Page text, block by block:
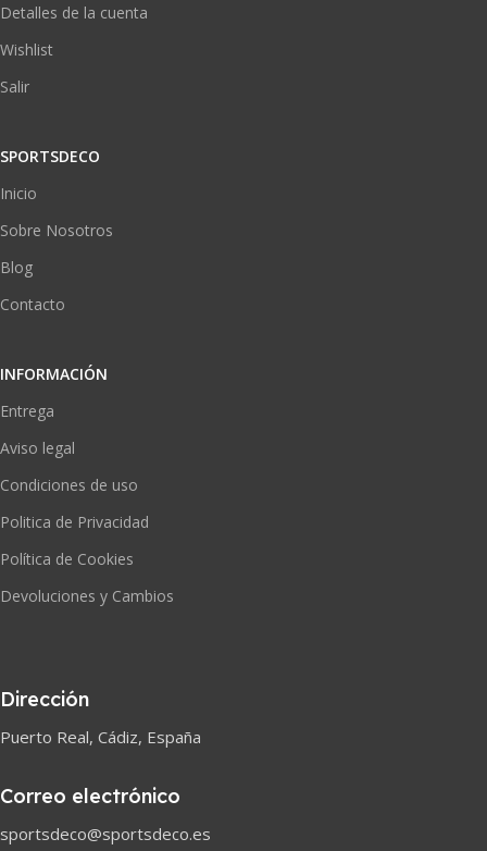
Detalles de la cuenta
Wishlist
Salir
SPORTSDECO
Inicio
Sobre Nosotros
Blog
Contacto
INFORMACIÓN
Entrega
Aviso legal
Condiciones de uso
Politica de Privacidad
Política de Cookies
Devoluciones y Cambios
Dirección
Puerto Real, Cádiz, España
Correo electrónico
sportsdeco@sportsdeco.es